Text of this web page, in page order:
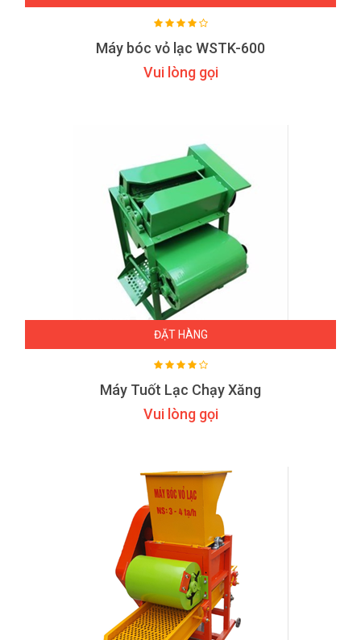
Máy bóc vỏ lạc WSTK-600
Vui lòng gọi
ĐẶT HÀNG
Máy Tuốt Lạc Chạy Xăng
Vui lòng gọi